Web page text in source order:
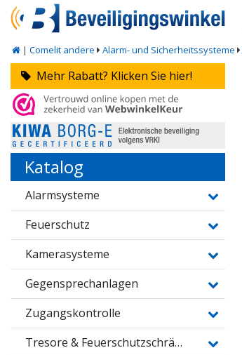
| Comelit andere Alarm- und Sicherheitssysteme
Mehr Rabatt? Klicken Sie hier!
Katalog
Alarmsysteme
Feuerschutz
Kamerasysteme
Gegensprechanlagen
Zugangskontrolle
Tresore & Feuerschutzschränke